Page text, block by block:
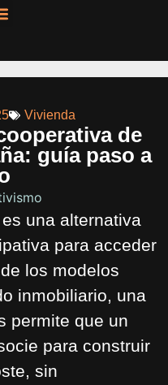
Vivienda
de
guía paso a
una alternativa
para acceder
los modelos
inmobiliario, una
permite que un
para construir
sin